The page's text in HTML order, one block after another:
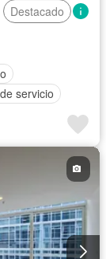
Destacado
servicio
Seguridad